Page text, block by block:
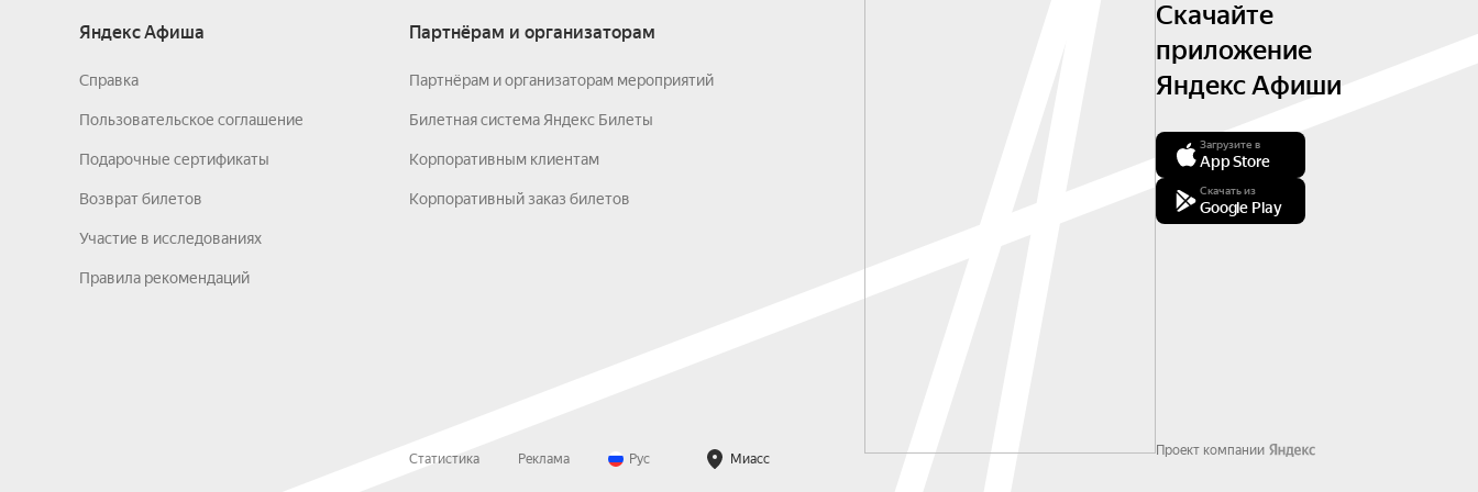
Яндекс Афиша
Справка
Пользовательское соглашение
Подарочные сертификаты
Возврат билетов
Участие в исследованиях
Правила рекомендаций
Партнёрам и организаторам
Партнёрам и организаторам мероприятий
Билетная система Яндекс Билеты
Корпоративным клиентам
Корпоративный заказ билетов
Статистика Реклама Рус Миасс
Скачайте
приложение
Яндекс Афиши
Загрузите в
App Store
Скачать из
Google Play
Проект компании